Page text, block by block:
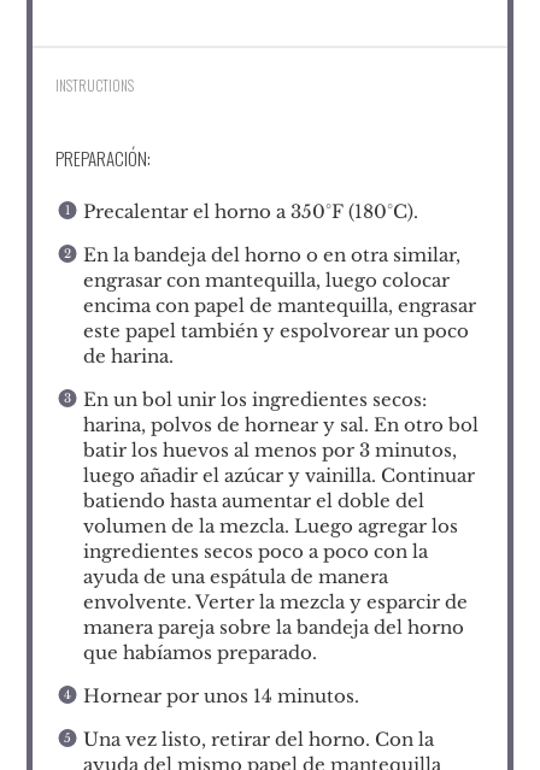
INSTRUCTIONS
PREPARACIÓN:
Precalentar el horno a 350°F (180°C).
En la bandeja del horno o en otra similar,
engrasar con mantequilla, luego colocar
encima con papel de mantequilla, engrasar
este papel también y espolvorear un poco
de harina.
En un bol unir los ingredientes secos:
harina, polvos de hornear y sal. En otro bol
batir los huevos al menos por 3 minutos,
luego añadir el azúcar y vainilla. Continuar
batiendo hasta aumentar el doble del
volumen de la mezcla. Luego agregar los
ingredientes secos poco a poco con la
ayuda de una espátula de manera
envolvente. Verter la mezcla y esparcir de
manera pareja sobre la bandeja del horno
que habíamos preparado.
Hornear por unos 14 minutos.
Una vez listo, retirar del horno. Con la
ayuda del mismo papel de mantequilla